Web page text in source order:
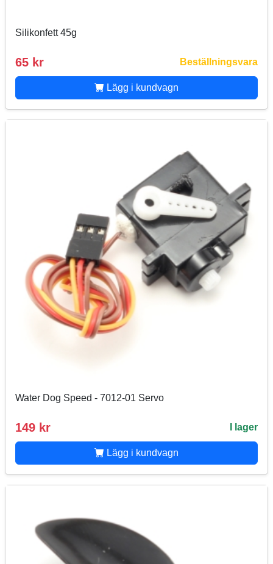
Silikonfett 45g
65 kr Beställningsvara
Lägg i kundvagn
Water Dog Speed - 7012-01 Servo
149 kr I lager
Lägg i kundvagn